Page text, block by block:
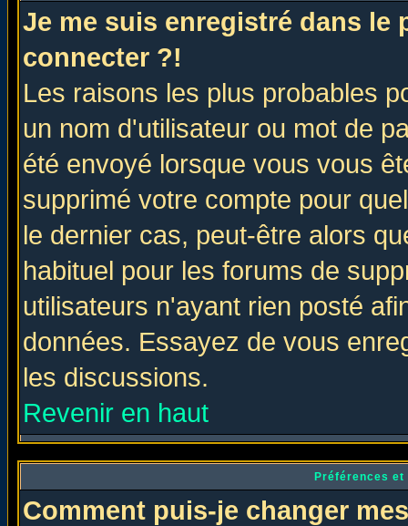
Je me suis enregistré dans le
connecter ?!
Les raisons les plus probables
un nom d'utilisateur ou mot de
été envoyé lorsque vous vous
supprimé votre compte pour
le dernier cas, peut-être alors
habituel pour les forums de
utilisateurs n'ayant rien posté
données. Essayez de vous
les discussions.
Revenir en haut
Préférences
Comment puis-je changer